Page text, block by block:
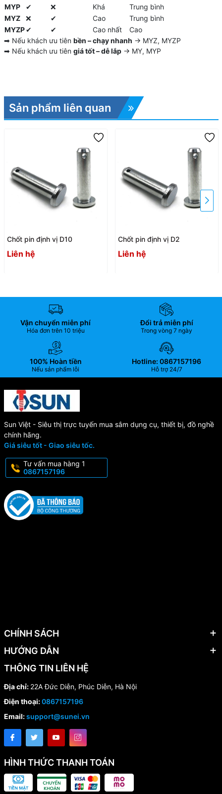
MYP
✔ ❌ Khá
Trung bình
MYZ
❌ ✔ Cao
Trung bình
MYZP ✔ ✔ Cao nhất
Cao
➡ Nếu khách ưu tiên bền – chạy nhanh → MYZ, MYZP
➡ Nếu khách ưu tiên giá tốt – dễ lắp→ MY, MYP
Sản phẩm liên quan
Chốt pin định vị D10
Liên hệ
Chốt pin định vị D2
Liên hệ
Vận chuyển miễn phí
Hóa đơn trên 10 triệu
Đổi trả miễn phí
Trong vòng 7 ngày
100% Hoàn tiền
Nếu sản phẩm lỗi
Hotline: 0867157196
Hỗ trợ 24/7
Sun Việt - Siêu thị trực tuyến mua sắm dụng cụ, thiết bị, đồ nghề
chính hãng.
Giá siêu tốt - Giao siêu tốc.
Tư vấn mua hàng 1
0867157196
CHÍNH SÁCH
HƯỚNG DẪN
THÔNG TIN LIÊN HỆ
Địa chỉ: 22A Đức Diễn, Phúc Diễn, Hà Nội
Điện thoại:0867157196
Email:support@sunei.vn
HÌNH THỨC THANH TOÁN